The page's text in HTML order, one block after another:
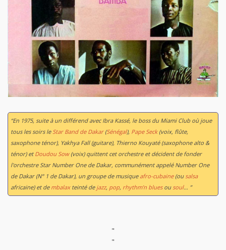
“En 1975, suite à un différend avec Ibra Kassé, le boss du Miami Club où joue
tous les soirs leStar Band de Dakar(Sénégal), Pape Seck(voix, flûte,
saxophone ténor), Yakhya Fall (guitare), Thierno Kouyaté (saxophone alto &
ténor) et Doudou Sow(voix) quittent cet orchestre et décident de fonder
l'orchestre Star Number One de Dakar, communément appelé Number One
de Dakar (N° 1 de Dakar), un groupe de musique afro-cubaine(ousalsa
africaine) et de mbalaxteinté de jazz, pop, rhythm’n bluesousoul… ”
"
"